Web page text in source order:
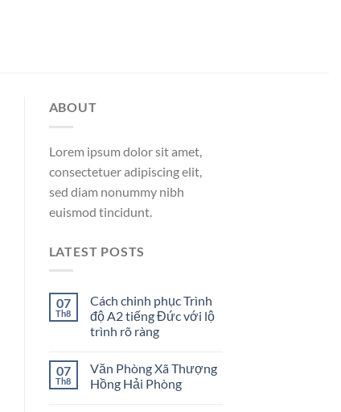
ABOUT
Lorem ipsum dolor sit amet,
consectetuer adipiscing elit,
sed diam nonummy nibh
euismod tincidunt.
LATEST POSTS
07
Th8
Cách chinh phục Trình
độ A2 tiếng Đức với lộ
trình rõ ràng
07
Th8
Văn Phòng Xã Thượng
Hồng Hải Phòng